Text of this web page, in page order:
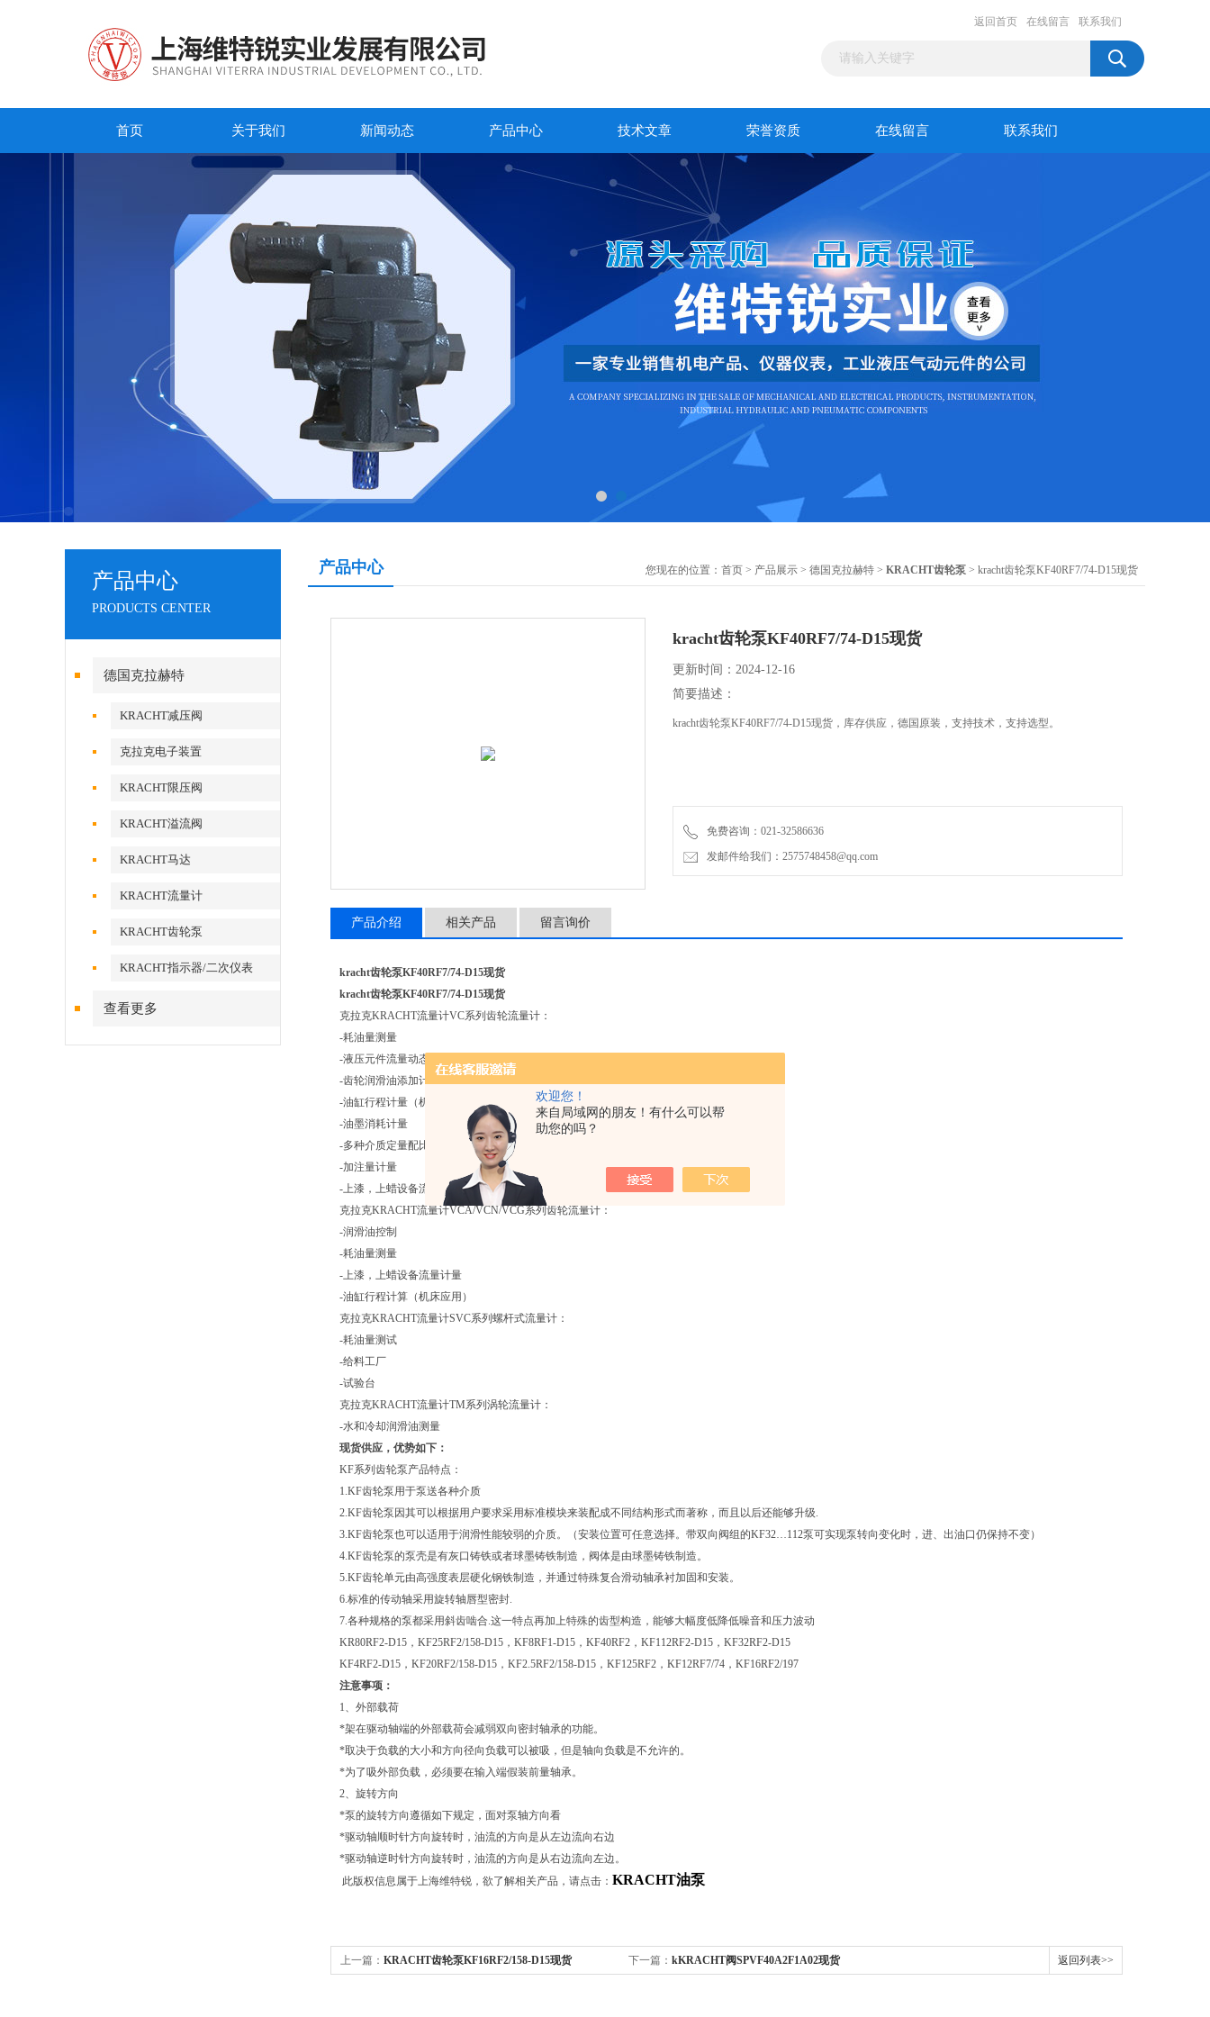
欢迎您！
来自局域网的朋友！有什么可以帮
助您的吗？
返回首页 在线留言 联系我们
首页 关于我们 新闻动态 产品中心 技术文章 荣誉资质 在线留言 联系我们
产品中心
PRODUCTS CENTER
德国克拉赫特
KRACHT减压阀
克拉克电子装置
KRACHT限压阀
KRACHT溢流阀
KRACHT马达
KRACHT流量计
KRACHT齿轮泵
KRACHT指示器/二次仪表
查看更多
产品中心 您现在的位置： 首页 > 产品展示 > 德国克拉赫特 > KRACHT齿轮泵 > kracht齿轮泵KF40RF7/74-D15现货
kracht齿轮泵KF40RF7/74-D15现货
更新时间：2024-12-16
简要描述：
kracht齿轮泵KF40RF7/74-D15现货，库存供应，德国原装，支持技术，支持选型。
免费咨询：021-32586636
发邮件给我们：2575748458@qq.com
产品介绍 相关产品 留言询价
kracht齿轮泵KF40RF7/74-D15现货
kracht齿轮泵KF40RF7/74-D15现货
克拉克KRACHT流量计VC系列齿轮流量计：
-耗油量测量
-液压元件流量动态曲线绘制
-齿轮润滑油添加计量
-油缸行程计量（机床应用）
-油墨消耗计量
-多种介质定量配比控制（聚氨酯行业，粘合剂，树脂，硅）
-加注量计量
-上漆，上蜡设备流量计量
克拉克KRACHT流量计VCA/VCN/VCG系列齿轮流量计：
-润滑油控制
-耗油量测量
-上漆，上蜡设备流量计量
-油缸行程计算（机床应用）
克拉克KRACHT流量计SVC系列螺杆式流量计：
-耗油量测试
-给料工厂
-试验台
克拉克KRACHT流量计TM系列涡轮流量计：
-水和冷却润滑油测量
现货供应，优势如下：
KF系列齿轮泵产品特点：
1.KF齿轮泵用于泵送各种介质
2.KF齿轮泵因其可以根据用户要求采用标准模块来装配成不同结构形式而著称，而且以后还能够升级.
3.KF齿轮泵也可以适用于润滑性能较弱的介质。（安装位置可任意选择。带双向阀组的KF32…112泵可实现泵转向变化时，进、出油口仍保持不变）
4.KF齿轮泵的泵壳是有灰口铸铁或者球墨铸铁制造，阀体是由球墨铸铁制造。
5.KF齿轮单元由高强度表层硬化钢铁制造，并通过特殊复合滑动轴承衬加固和安装。
6.标准的传动轴采用旋转轴唇型密封.
7.各种规格的泵都采用斜齿啮合.这一特点再加上特殊的齿型构造，能够大幅度低降低噪音和压力波动
KR80RF2-D15，KF25RF2/158-D15，KF8RF1-D15，KF40RF2，KF112RF2-D15，KF32RF2-D15
KF4RF2-D15，KF20RF2/158-D15，KF2.5RF2/158-D15，KF125RF2，KF12RF7/74，KF16RF2/197
注意事项：
1、外部载荷
*架在驱动轴端的外部载荷会减弱双向密封轴承的功能。
*取决于负载的大小和方向径向负载可以被吸，但是轴向负载是不允许的。
*为了吸外部负载，必须要在输入端假装前量轴承。
2、旋转方向
*泵的旋转方向遵循如下规定，面对泵轴方向看
*驱动轴顺时针方向旋转时，油流的方向是从左边流向右边
*驱动轴逆时针方向旋转时，油流的方向是从右边流向左边。
此版权信息属于上海维特锐，欲了解相关产品，请点击： KRACHT油泵
上一篇： KRACHT齿轮泵KF16RF2/158-D15现货 下一篇： kKRACHT阀SPVF40A2F1A02现货 返回列表>>